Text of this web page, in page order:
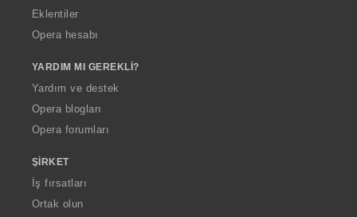
Eklentiler
Opera hesabı
YARDIM MI GEREKLI?
Yardım ve destek
Opera blogları
Opera forumları
ŞIRKET
İş fırsatları
Ortak olun